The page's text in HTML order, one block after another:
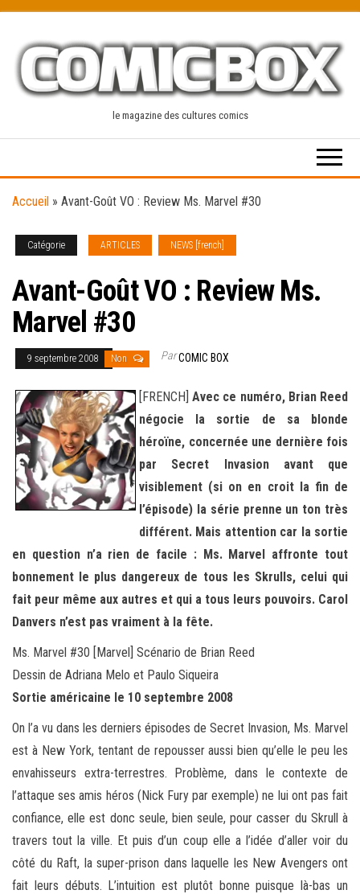
content
le magazine des cultures comics
Accueil » Avant-Goût VO : Review Ms. Marvel #30
Catégorie ARTICLES NEWS [french]
Avant-Goût VO : Review Ms.
Marvel #30
9 septembre 2008 Non ParCOMIC BOX
[FRENCH]Avec ce numéro, Brian Reed
négocie la sortie de sa blonde
héroïne, concernée une dernière fois
par Secret Invasion avant que
visiblement (si on en croit la fin de
l’épisode) la série prenne un ton très
différent. Mais attention car la sortie
en question n’a rien de facile : Ms. Marvel affronte tout
bonnement le plus dangereux de tous les Skrulls, celui qui
fait peur même aux autres et qui a tous leurs pouvoirs. Carol
Danvers n’est pas vraiment à la fête.
Ms. Marvel #30 [Marvel] Scénario de Brian Reed
Dessin de Adriana Melo et Paulo Siqueira
Sortie américaine le 10 septembre 2008
On l’a vu dans les derniers épisodes de Secret Invasion, Ms. Marvel
est à New York, tentant de repousser aussi bien qu’elle le peu les
envahisseurs extra-terrestres. Problème, dans le contexte de
l’attaque ses amis héros (Nick Fury par exemple) ne lui ont pas fait
confiance, elle est donc seule, bien seule, pour casser du Skrull à
travers tout la ville. Et puis d’un coup elle a l’idée d’aller voir du
côté du Raft, la super-prison dans laquelle les New Avengers ont
fait leurs débuts. L’intuition est plutôt bonne puisque là-bas un